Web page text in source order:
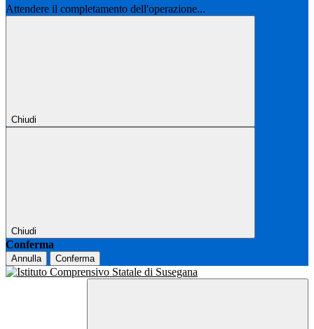
Attendere il completamento dell'operazione...
Chiudi
Chiudi
Conferma
Annulla Conferma